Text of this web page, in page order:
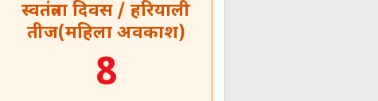
स्वतंत्रता दिवस / हरियाली
तीज(महिला अवकाश)
8